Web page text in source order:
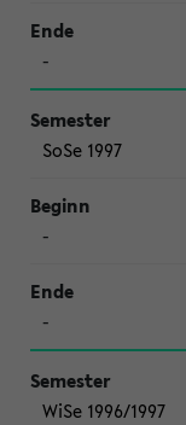
-
SoSe 1997
-
-
WiSe 1996/1997